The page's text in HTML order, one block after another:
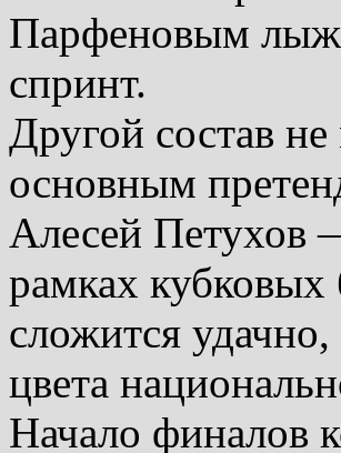
Парфеновым
спринт.
Другой состав не
основным
Алесей Петухов
рамках кубковых
сложится
цвета
Начало финалов